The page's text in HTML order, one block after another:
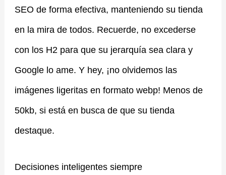
SEO de forma efectiva, manteniendo su tienda
en la mira de todos. Recuerde, no excederse
con los H2 para que su jerarquía sea clara y
Google lo ame. Y hey, ¡no olvidemos las
imágenes ligeritas en formato webp! Menos de
50kb, si está en busca de que su tienda
destaque.
Decisiones inteligentes siempre